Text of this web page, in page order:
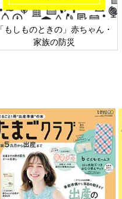
「もしものときの」赤ちゃん・
家族の防災